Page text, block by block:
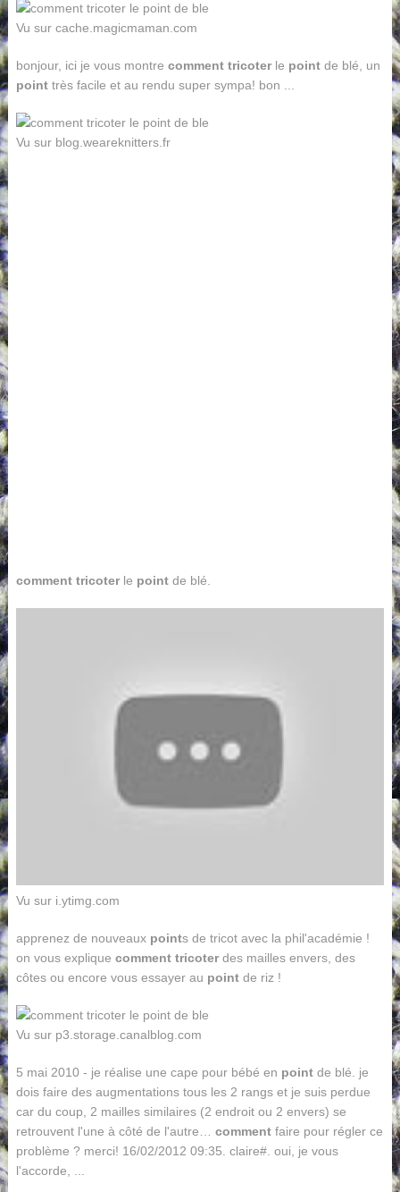
Vu sur cache.magicmaman.com
bonjour, ici je vous montre comment tricoterle pointde blé, un
pointtrès facile et au rendu super sympa! bon ...
Vu sur blog.weareknitters.fr
comment tricoterle pointde blé.
Vu sur i.ytimg.com
apprenez de nouveaux points de tricot avec la phil'académie !
on vous explique comment tricoterdes mailles envers, des
côtes ou encore vous essayer au pointde riz !
Vu sur p3.storage.canalblog.com
5 mai 2010 - je réalise une cape pour bébé en pointde blé. je
dois faire des augmentations tous les 2 rangs et je suis perdue
car du coup, 2 mailles similaires (2 endroit ou 2 envers) se
retrouvent l'une à côté de l'autre… commentfaire pour régler ce
problème ? merci! 16/02/2012 09:35. claire#. oui, je vous
l'accorde, ...